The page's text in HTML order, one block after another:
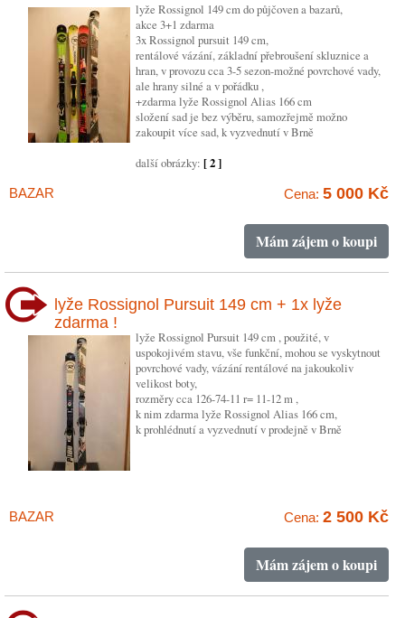
lyže Rossignol 149 cm do půjčoven a bazarů,
akce 3+1 zdarma
3x Rossignol pursuit 149 cm,
rentálové vázání, základní přebroušení skluznice a
hran, v provozu cca 3-5 sezon-možné povrchové vady,
ale hrany silné a v pořádku ,
+zdarma lyže Rossignol Alias 166 cm
složení sad je bez výběru, samozřejmě možno
zakoupit více sad, k vyzvednutí v Brně
další obrázky: [ 2 ]
BAZAR Cena: 5 000 Kč
Mám zájem o koupi
lyže Rossignol Pursuit 149 cm + 1x lyže
zdarma !
lyže Rossignol Pursuit 149 cm , použité, v
uspokojivém stavu, vše funkční, mohou se vyskytnout
povrchové vady, vázání rentálové na jakoukoliv
velikost boty,
rozměry cca 126-74-11 r= 11-12 m ,
k nim zdarma lyže Rossignol Alias 166 cm,
k prohlédnutí a vyzvednutí v prodejně v Brně
BAZAR Cena: 2 500 Kč
Mám zájem o koupi